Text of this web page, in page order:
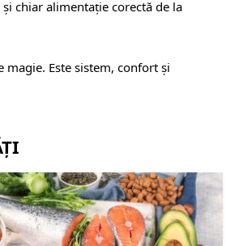
chiar alimentație corectă de la
magie. Este sistem, confort și